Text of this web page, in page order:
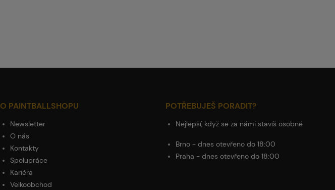
O PAINTBALLSHOPU
Newsletter
O nás
Kontakty
Spolupráce
Kariéra
Velkoobchod
POTŘEBUJEŠ PORADIT?
Nejlepší, když se za námi stavíš osobně
Brno - dnes otevřeno do 18:00
Praha - dnes otevřeno do 18:00